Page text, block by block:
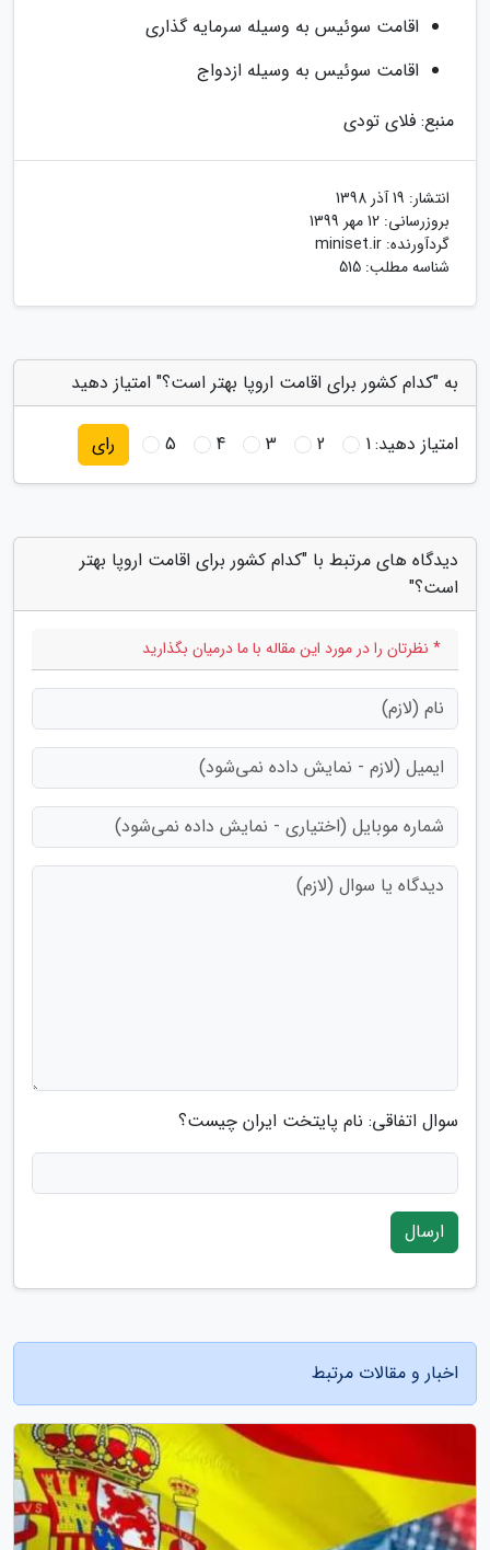
اقامت سوئیس به وسیله سرمایه گذاری
اقامت سوئیس به وسیله ازدواج
منبع: فلای تودی
انتشار: 19 آذر 1398
بروزرسانی: 12 مهر 1399
گردآورنده: miniset.ir
شناسه مطلب: 515
به "کدام کشور برای اقامت اروپا بهتر است؟" امتیاز دهید
امتیاز دهید:1
2
3
4
5 رای
دیدگاه های مرتبط با "کدام کشور برای اقامت اروپا بهتر
است؟"
* نظرتان را در مورد این مقاله با ما درمیان بگذارید
سوال اتفاقی: نام پایتخت ایران چیست؟
ارسال
اخبار و مقالات مرتبط